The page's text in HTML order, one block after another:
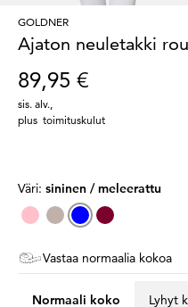
GOLDNER
Ajaton neuletakki
89,95 €
sis. alv.
plus toimituskulut
Väri: sininen / meleerattu
Vastaa normaalia kokoa
Normaali koko Lyhyt